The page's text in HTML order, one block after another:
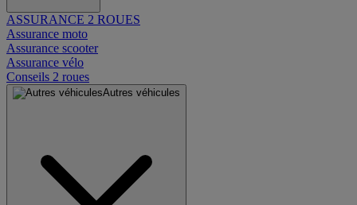
ASSURANCE 2 ROUES
Assurance moto
Assurance scooter
Assurance vélo
Conseils 2 roues
Autres véhicules